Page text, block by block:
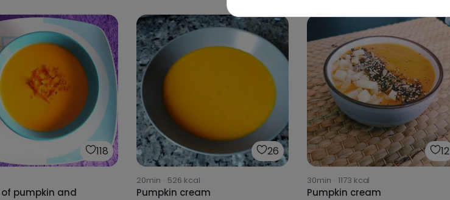
118
pumpkin and
26
20min · 526 kcal
Pumpkin cream
12
30min · 1173 kcal
Pumpkin cream